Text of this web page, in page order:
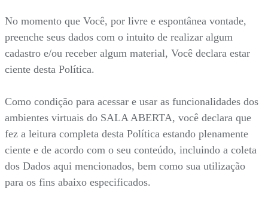
No momento que Você, por livre e espontânea vontade,
preenche seus dados com o intuito de realizar algum
cadastro e/ou receber algum material, Você declara estar
ciente desta Política.
Como condição para acessar e usar as funcionalidades dos
ambientes virtuais do SALA ABERTA, você declara que
fez a leitura completa desta Política estando plenamente
ciente e de acordo com o seu conteúdo, incluindo a coleta
dos Dados aqui mencionados, bem como sua utilização
para os fins abaixo especificados.